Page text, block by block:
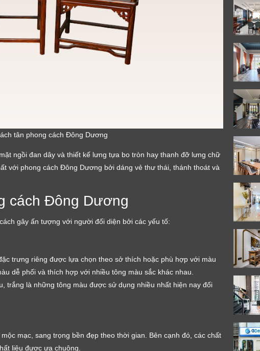
tân phong cách Đông Dương
ngồi đan dây và thiết kế lưng tựa bo tròn hay thanh đỡ lưng chữ
với phong cách Đông Dương bởi dáng vẻ thư thái, thánh thoát và
cách Đông Dương
gây ấn tượng với người đối diện bởi các yếu tố:
trưng riêng được lựa chọn theo sở thích hoặc phù hợp với màu
dễ phối và thích hợp với nhiều tông màu sắc khác nhau.
trắng là những tông màu được sử dụng nhiều nhất hiện nay đối
mạc, sang trọng bền đẹp theo thời gian. Bên cạnh đó, các chất
liệu được ưa chuộng.